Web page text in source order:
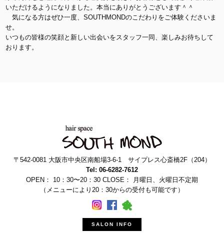
いただけるようになりました。本当にありがとうございます＾＾
気になる方はぜひ一度、SOUTHMONDのこだわりをご体験くださいま
せ。
いつもの皆様の笑顔と新しい出会いをスタッフ一同、楽しみお待ちして
おります。
〒542-0081 大阪市中央区南船場3-6-1 サイプレス心斎橋2F（204）
Tel: 06-6282-7612
OPEN： 10：30〜20：30 CLOSE： 月曜日、火曜日不定期
（メニューにより20：30からの受付も可能です）
SALON INFO